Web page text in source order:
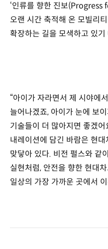
‘인류를 향한 진보
오랜 시간 축적해 온 모빌리
확장하는 길을 모색하고 있기
“아이가 자라면서 제 시야에
늘어나겠죠, 아이가 눈에 보
기술들이 더 많아지면 좋겠어
내레이션에 담긴 바람은 현
맞닿아 있다. 비전 펄스와 같
실현처럼, 안전을 향한 현대
일상의 가장 가까운 곳에서